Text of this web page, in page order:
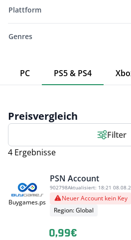
Plattform
Genres
PC PS5 & PS4
Preisvergleich
Filter
4 Ergebnisse
Buygames.ps
PSN Account
902798Aktualisiert: 18:21
Neuer Account kein Key
Region: Global
0,99€